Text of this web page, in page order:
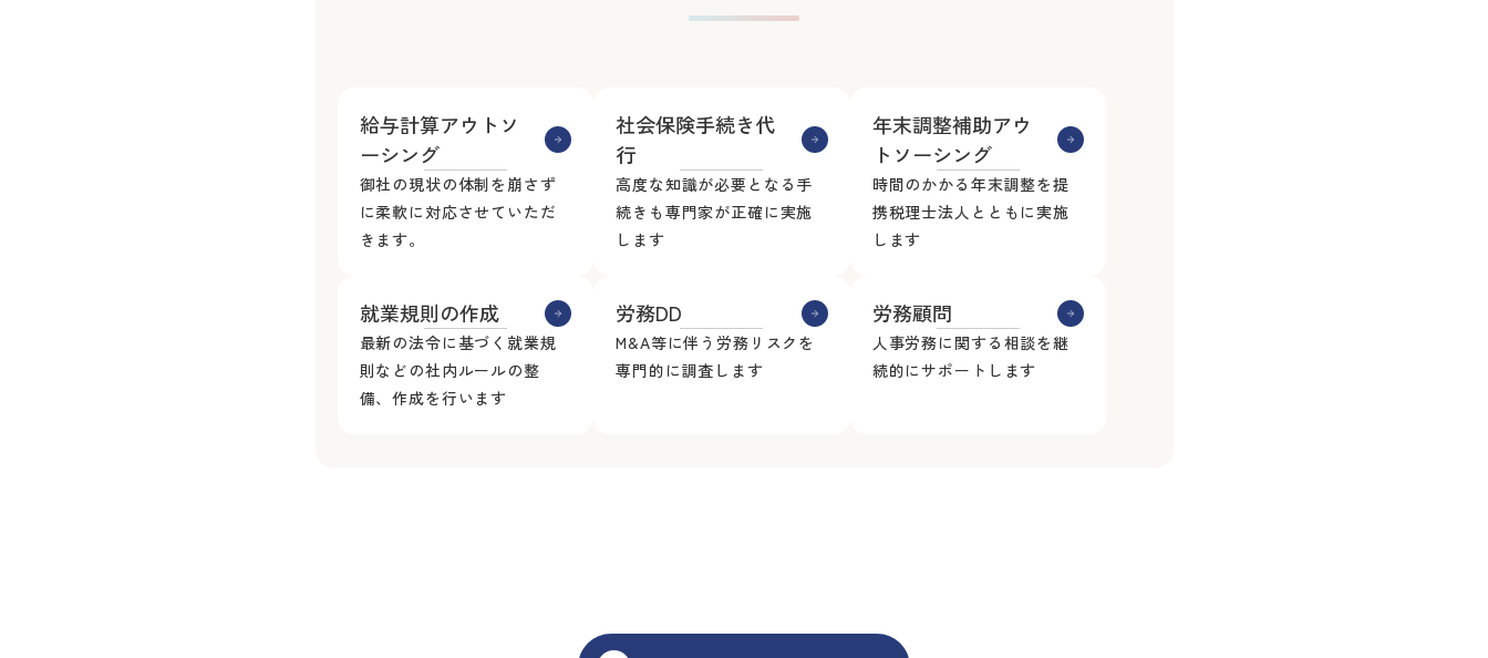
給与計算アウトソ
ーシング
御社の現状の体制を崩さず
に柔軟に対応させていただ
きます。
社会保険手続き代
行
高度な知識が必要となる手
続きも専門家が正確に実施
します
年末調整補助アウ
トソーシング
時間のかかる年末調整を提
携税理士法人とともに実施
します
就業規則の作成
最新の法令に基づく就業規
則などの社内ルールの整
備、作成を行います
労務DD
M&A等に伴う労務リスクを
専門的に調査します
労務顧問
人事労務に関する相談を継
続的にサポートします